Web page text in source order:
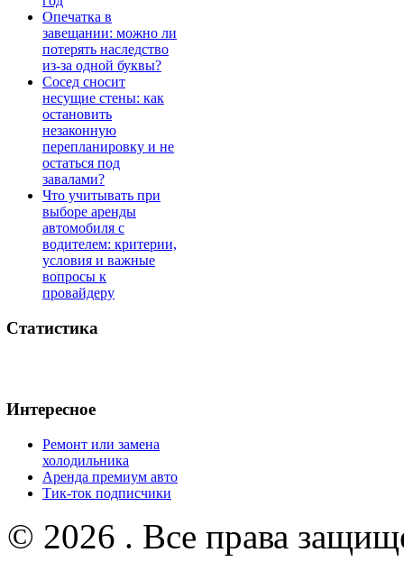
Опечатка в
завещании: можно ли
потерять наследство
из-за одной буквы?
Сосед сносит
несущие стены: как
остановить
незаконную
перепланировку и не
остаться под
завалами?
Что учитывать при
выборе аренды
автомобиля с
водителем: критерии,
условия и важные
вопросы к
провайдеру
Статистика
Интересное
Ремонт или замена
холодильника
Аренда премиум авто
Тик-ток подписчики
© 2026 . Все права